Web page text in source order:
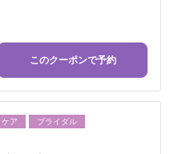
このクーポンで予約
ケア
ブライダル